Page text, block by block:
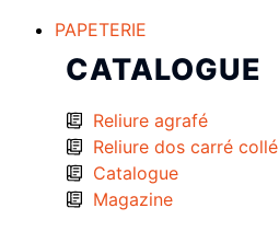
PAPETERIE
CATALOGUE
Reliure agrafé
Reliure dos carré collé
Catalogue
Magazine